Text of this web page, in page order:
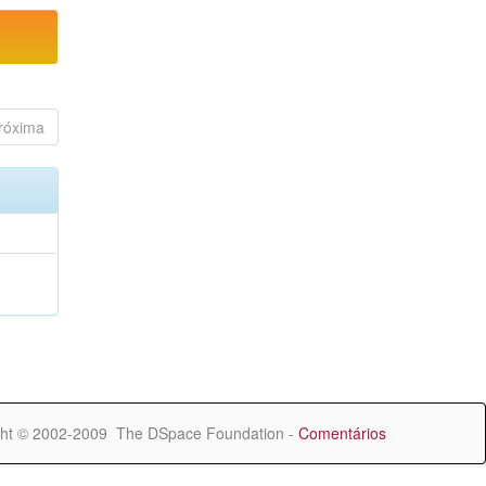
© 2002-2009 The DSpace Foundation - Comentários